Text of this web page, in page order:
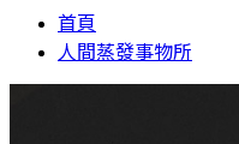
首頁
人間蒸發事物所